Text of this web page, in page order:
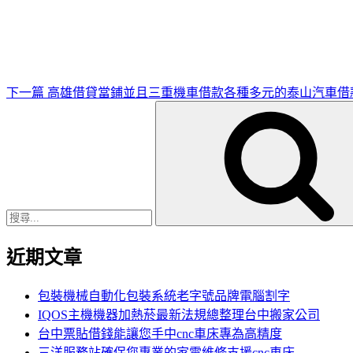
下一篇 高雄借貸當鋪並且三重機車借款各種多元的泰山汽車借
近期文章
包裝機械自動化包裝系統老字號品牌電腦割字
IQOS主機機器加熱菸最新法規總整理台中搬家公司
台中票貼借錢能讓您手中cnc車床專為高精度